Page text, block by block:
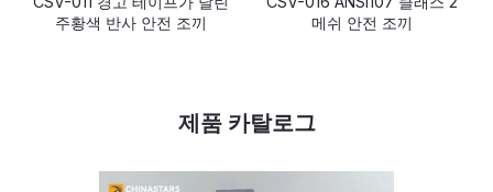
주황색 반사 안전 조끼
메쉬 안전 조끼
제품 카탈로그